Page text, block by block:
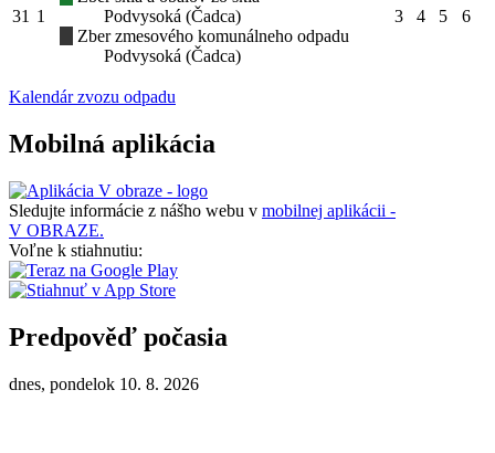
31 1
Podvysoká (Čadca)
Zber zmesového komunálneho odpadu
Podvysoká (Čadca)
3 4 5 6
Kalendár zvozu odpadu
Mobilná aplikácia
Sledujte informácie z nášho webu v mobilnej aplikácii -
V OBRAZE.
Voľne k stiahnutiu:
Predpověď počasia
dnes, pondelok 10. 8. 2026